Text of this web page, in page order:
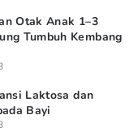
Otak Anak 1–3
Tumbuh Kembang
Laktosa dan
Bayi